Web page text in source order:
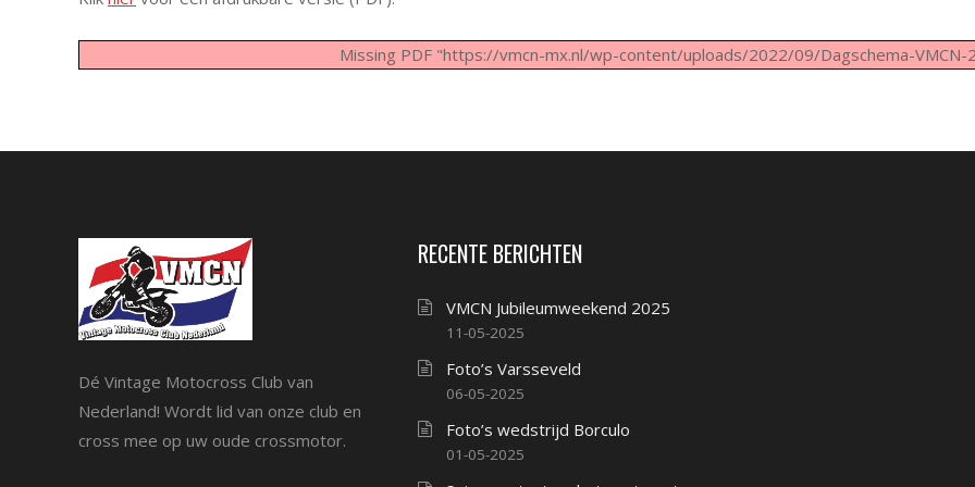
Missing PDF "https://vmcn-mx.nl/wp-content/uploads/2022/09/Dagschema-VMCN-
Dé Vintage Motocross Club van
Nederland! Wordt lid van onze club en
cross mee op uw oude crossmotor.
RECENTE BERICHTEN
VMCN Jubileumweekend 2025
11-05-2025
Foto’s Varsseveld
06-05-2025
Foto’s wedstrijd Borculo
01-05-2025